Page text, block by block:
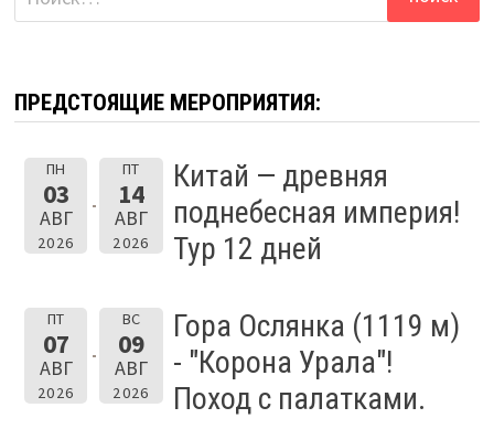
ПРЕДСТОЯЩИЕ МЕРОПРИЯТИЯ:
ПН
03
АВГ
2026
ПТ
14
АВГ
2026
Китай — древняя
поднебесная империя!
Тур 12 дней
ПТ
07
АВГ
2026
ВС
09
АВГ
2026
Гора Ослянка (1119 м)
- "Корона Урала"!
Поход с палатками.